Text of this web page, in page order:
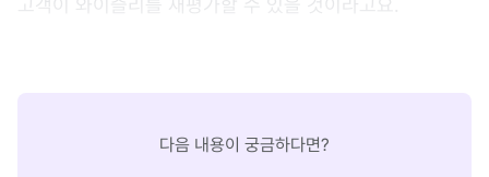
고객이 와이즐리를 재평가할 수 있을 것이라고요.
다음 내용이 궁금하다면?